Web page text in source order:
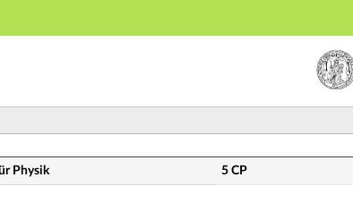
(Veranstaltungsübersicht)
Physik 5 CP